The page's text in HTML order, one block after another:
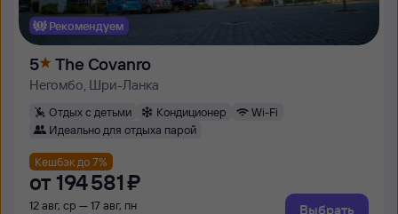
Рекомендуем
5 The Covanro
Негомбо, Шри-Ланка
Отдых с детьми Кондиционер
Wi-Fi
Идеально для отдыха парой
Кешбэк до 7%
от 194 ⁠581 ⁠₽
12 авг, ср — 17 авг, пн
Выбрать